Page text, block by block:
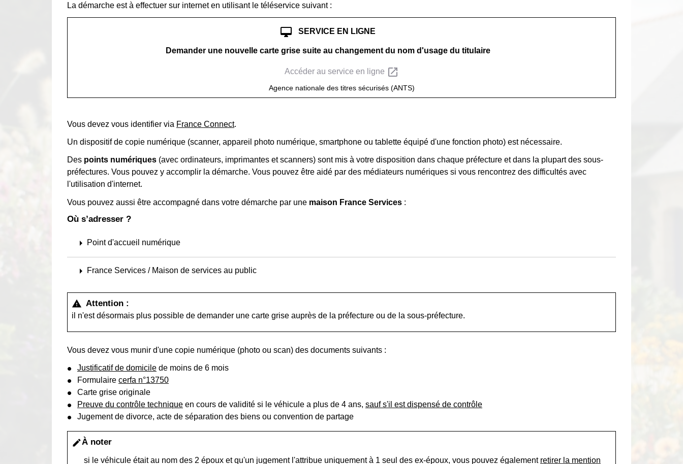
La démarche est à effectuer sur internet en utilisant le téléservice suivant :
desktop_mac SERVICE EN LIGNE
Demander une nouvelle carte grise suite au changement du nom d'usage du titulaire
Accéder au service en ligne open_in_new
Agence nationale des titres sécurisés (ANTS)
Vous devez vous identifier via France Connect.
Un dispositif de copie numérique (scanner, appareil photo numérique, smartphone ou tablette équipé d'une fonction photo) est nécessaire.
Des points numériques (avec ordinateurs, imprimantes et scanners) sont mis à votre disposition dans chaque préfecture et dans la plupart des sous-
préfectures. Vous pouvez y accomplir la démarche. Vous pouvez être aidé par des médiateurs numériques si vous rencontrez des difficultés avec
l'utilisation d'internet.
Vous pouvez aussi être accompagné dans votre démarche par une maison France Services :
Où s’adresser ?
arrow_right Point d'accueil numérique
arrow_right France Services / Maison de services au public
warning Attention :
il n'est désormais plus possible de demander une carte grise auprès de la préfecture ou de la sous-préfecture.
Vous devez vous munir d'une copie numérique (photo ou scan) des documents suivants :
Justificatif de domicile de moins de 6 mois
Formulaire cerfa n°13750
Carte grise originale
Preuve du contrôle technique en cours de validité si le véhicule a plus de 4 ans, sauf s'il est dispensé de contrôle
Jugement de divorce, acte de séparation des biens ou convention de partage
editÀ noter
si le véhicule était au nom des 2 époux et qu'un jugement l'attribue uniquement à 1 seul des ex-époux, vous pouvez également retirer la mention